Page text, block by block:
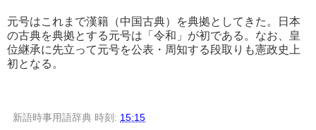
元号はこれまで漢籍（中国古典）を典拠としてきた。日本
の古典を典拠とする元号は「令和」が初である。なお、皇
位継承に先立って元号を公表・周知する段取りも憲政史上
初となる。
新語時事用語辞典 時刻: 15:15